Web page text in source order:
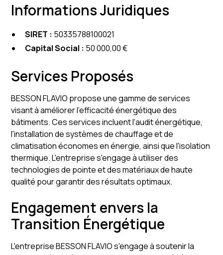
Informations Juridiques
SIRET : 50335788100021
Capital Social : 50 000,00 €
Services Proposés
BESSON FLAVIO propose une gamme de services
visant à améliorer l'efficacité énergétique des
bâtiments. Ces services incluent l'audit énergétique,
l'installation de systèmes de chauffage et de
climatisation économes en énergie, ainsi que l'isolation
thermique. L'entreprise s'engage à utiliser des
technologies de pointe et des matériaux de haute
qualité pour garantir des résultats optimaux.
Engagement envers la
Transition Énergétique
L'entreprise BESSON FLAVIO s'engage à soutenir la